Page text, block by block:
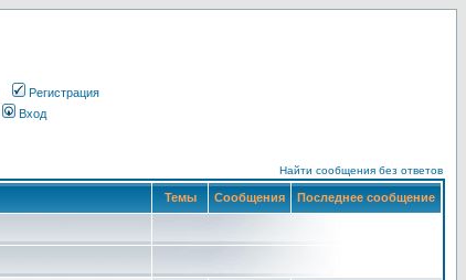
Регистрация
Вход
Найти сообщения без ответов
Темы Сообщения Последнее сообщение